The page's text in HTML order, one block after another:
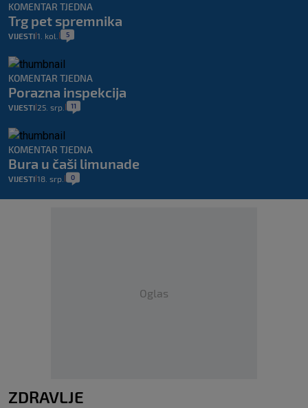
KOMENTAR TJEDNA
Trg pet spremnika
VIJESTI 1. kol. 5
KOMENTAR TJEDNA
Porazna inspekcija
VIJESTI 25. srp. 11
KOMENTAR TJEDNA
Bura u čaši limunade
VIJESTI 18. srp. 0
Oglas
ZDRAVLJE